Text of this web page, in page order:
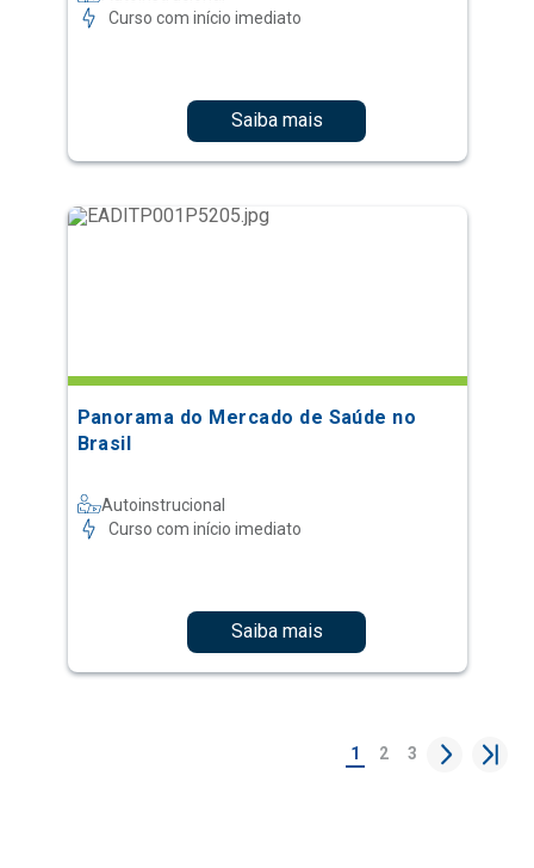
Curso com início imediato
Saiba mais
Panorama do Mercado de Saúde no
Brasil
Autoinstrucional
Curso com início imediato
Saiba mais
1 2 3